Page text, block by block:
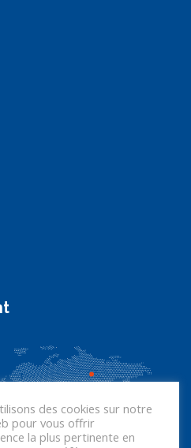
des cookies sur notre
pour vous offrir
la plus pertinente en